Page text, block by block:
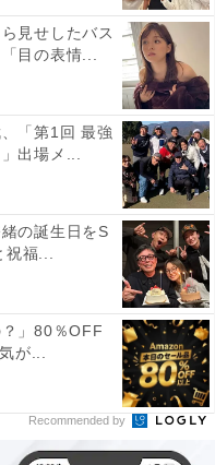
見せしたバス
目の表情...
「第1回 最強
出場メ...
の誕生日をS
祝福...
？」80％OFF
が...
Recommended by